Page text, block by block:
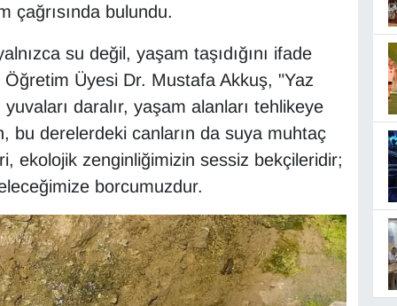
çağrısında bulundu.
su değil, yaşam taşıdığını ifade
Üyesi Dr. Mustafa Akkuş, "Yaz
daralır, yaşam alanları tehlikeye
bu derelerdeki canların da suya muhtaç
ekolojik zenginliğimizin sessiz bekçileridir;
borcumuzdur.